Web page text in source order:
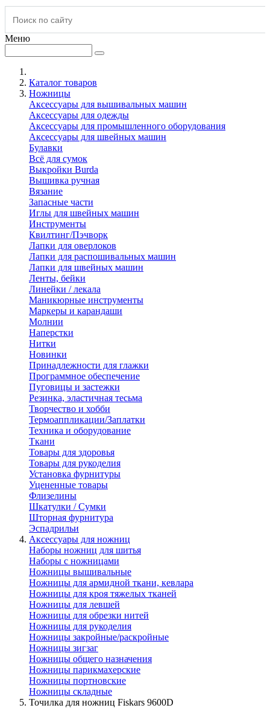
Меню
Каталог товаров
Ножницы
Аксессуары для вышивальных машин
Аксессуары для одежды
Аксессуары для промышленного оборудования
Аксессуары для швейных машин
Булавки
Всё для сумок
Выкройки Burda
Вышивка ручная
Вязание
Запасные части
Иглы для швейных машин
Инструменты
Квилтинг/Пэчворк
Лапки для оверлоков
Лапки для распошивальных машин
Лапки для швейных машин
Ленты, бейки
Линейки / лекала
Маникюрные инструменты
Маркеры и карандаши
Молнии
Наперстки
Нитки
Новинки
Принадлежности для глажки
Программное обеспечение
Пуговицы и застежки
Резинка, эластичная тесьма
Творчество и хобби
Термоаппликации/Заплатки
Техника и оборудование
Ткани
Товары для здоровья
Товары для рукоделия
Установка фурнитуры
Уцененные товары
Флизелины
Шкатулки / Сумки
Шторная фурнитура
Эспадрильи
Аксессуары для ножниц
Наборы ножниц для шитья
Наборы с ножницами
Ножницы вышивальные
Ножницы для армидной ткани, кевлара
Ножницы для кроя тяжелых тканей
Ножницы для левшей
Ножницы для обрезки нитей
Ножницы для рукоделия
Ножницы закройные/раскройные
Ножницы зигзаг
Ножницы общего назначения
Ножницы парикмахерские
Ножницы портновские
Ножницы складные
Точилка для ножниц Fiskars 9600D